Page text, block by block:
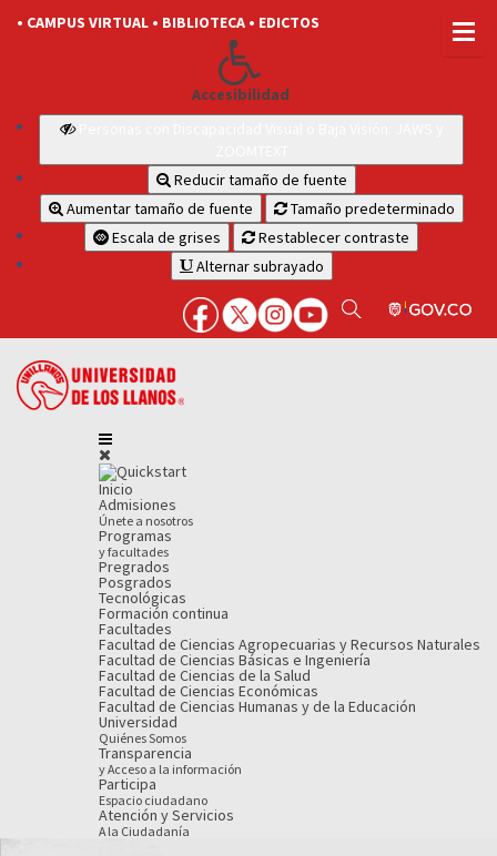
• CAMPUS VIRTUAL • BIBLIOTECA • EDICTOS
Accesibilidad
Reducir tamaño de fuente
Aumentar tamaño de fuente
Tamaño predeterminado
Escala de grises
Restablecer contraste
Alternar subrayado
Inicio
Admisiones
Únete a nosotros
Programas
y facultades
Pregrados
Posgrados
Tecnológicas
Formación continua
Facultades
Facultad de Ciencias Agropecuarias y Recursos Naturales
Facultad de Ciencias Básicas e Ingeniería
Facultad de Ciencias de la Salud
Facultad de Ciencias Económicas
Facultad de Ciencias Humanas y de la Educación
Universidad
Quiénes Somos
Transparencia
y Acceso a la información
Participa
Espacio ciudadano
Atención y Servicios
A la Ciudadanía